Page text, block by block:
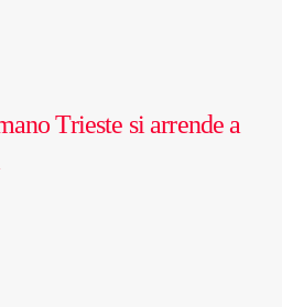
Trieste si arrende a